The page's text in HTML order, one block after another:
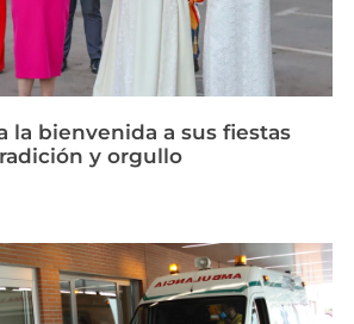
la bienvenida a sus fiestas
y orgullo